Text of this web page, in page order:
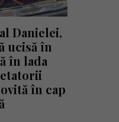
Danielei,
ucisă în
în lada
în cap